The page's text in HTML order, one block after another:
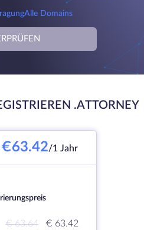
Alle Domains
.ATTORNEY
€63.42/1 Jahr
€ 63.64
€ 63.42